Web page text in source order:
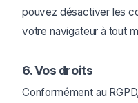
pouvez désactiver les
votre navigateur à tout
6. Vos droits
Conformément au